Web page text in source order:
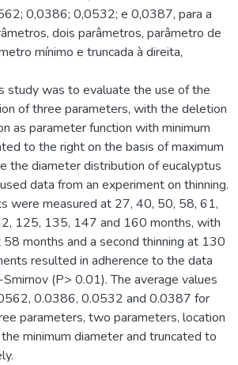
0,0386; 0,0532; e 0,0387, para a
dois parâmetros, parâmetro de
mínimo e truncada à direita,
study was to evaluate the use of the
of three parameters, with the deletion
as parameter function with minimum
to the right on the basis of maximum
the diameter distribution of eucalyptus
data from an experiment on thinning.
were measured at 27, 40, 50, 58, 61,
125, 135, 147 and 160 months, with
months and a second thinning at 130
resulted in adherence to the data
(P> 0.01). The average values
0.0386, 0.0532 and 0.0387 for
parameters, two parameters, location
minimum diameter and truncated to